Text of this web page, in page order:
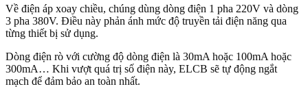
Về điện áp xoay chiều, chúng dùng dòng điện 1 pha 220V và dòng
3 pha 380V. Điều này phản ánh mức độ truyền tải điện năng qua
từng thiết bị sử dụng.
Dòng điện rò với cường độ dòng điện là 30mA hoặc 100mA hoặc
300mA… Khi vượt quá trị số điện này, ELCB sẽ tự động ngắt
mạch để đảm bảo an toàn nhất.